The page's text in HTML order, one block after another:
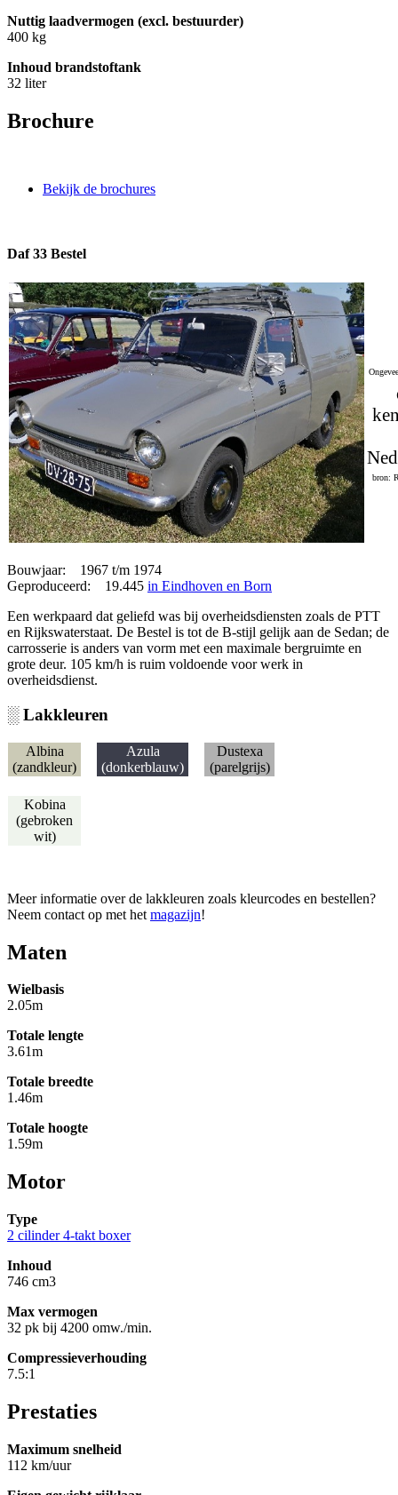
Nuttig laadvermogen (excl. bestuurder)
400 kg
Inhoud brandstoftank
32 liter
Brochure
Bekijk de brochures
Daf 33 Bestel
bron:
Bouwjaar: 1967 t/m 1974
Geproduceerd: 19.445 in Eindhoven en Born
Een werkpaard dat geliefd was bij overheidsdiensten zoals de PTT
en Rijkswaterstaat. De Bestel is tot de B-stijl gelijk aan de Sedan; de
carrosserie is anders van vorm met een maximale bergruimte en
grote deur. 105 km/h is ruim voldoende voor werk in
overheidsdienst.
░ Lakkleuren
Albina
(zandkleur)
Azula
(donkerblauw)
Dustexa
(parelgrijs)
Kobina
(gebroken
wit)
Meer informatie over de lakkleuren zoals kleurcodes en bestellen?
Neem contact op met het magazijn!
Maten
Wielbasis
2.05m
Totale lengte
3.61m
Totale breedte
1.46m
Totale hoogte
1.59m
Motor
Type
2 cilinder 4-takt boxer
Inhoud
746 cm3
Max vermogen
32 pk bij 4200 omw./min.
Compressieverhouding
7.5:1
Prestaties
Maximum snelheid
112 km/uur